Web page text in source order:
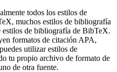
todos los estilos de
muchos estilos de bibliografía
estilos de bibliografía de BibTeX.
formatos de citación APA,
utilizar estilos de
tu propio archivo de formato de
de otra fuente.